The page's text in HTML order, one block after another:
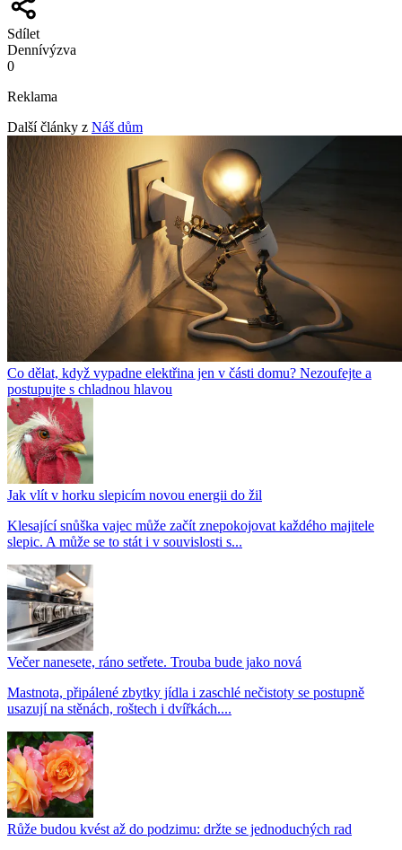
Sdílet
Dennívýzva
0
Reklama
Další články z Náš dům
Co dělat, když vypadne elektřina jen v části domu? Nezoufejte a
postupujte s chladnou hlavou
Jak vlít v horku slepicím novou energii do žil
Klesající snůška vajec může začít znepokojovat každého majitele
slepic. A může se to stát i v souvislosti s...
Večer nanesete, ráno setřete. Trouba bude jako nová
Mastnota, připálené zbytky jídla i zaschlé nečistoty se postupně
usazují na stěnách, roštech i dvířkách....
Růže budou kvést až do podzimu: držte se jednoduchých rad